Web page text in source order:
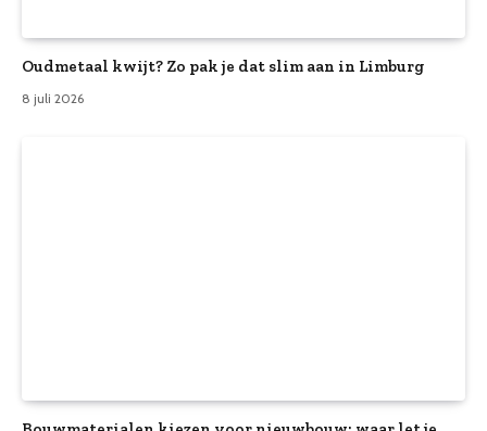
Oudmetaal kwijt? Zo pak je dat slim aan in Limburg
8 juli 2026